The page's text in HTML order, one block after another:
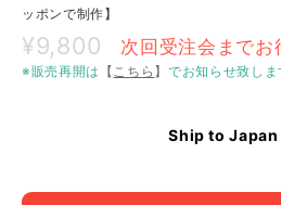
ッポンで制作】
¥9,800 次回受注会までお
※販売再開は 【こちら 】でお知らせ致しま
Ship to